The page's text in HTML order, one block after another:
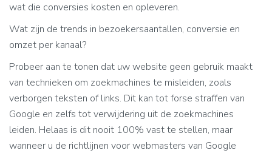
wat die conversies kosten en opleveren.
Wat zijn de trends in bezoekersaantallen, conversie en
omzet per kanaal?
Probeer aan te tonen dat uw website geen gebruik maakt
van technieken om zoekmachines te misleiden, zoals
verborgen teksten of links. Dit kan tot forse straffen van
Google en zelfs tot verwijdering uit de zoekmachines
leiden. Helaas is dit nooit 100% vast te stellen, maar
wanneer u de richtlijnen voor webmasters van Google